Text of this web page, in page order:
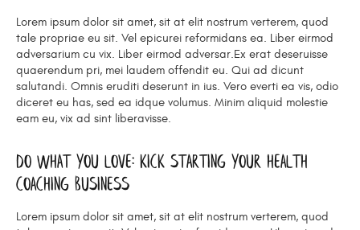
Lorem ipsum dolor sit amet, sit at elit nostrum verterem, quod
tale propriae eu sit. Vel epicurei reformidans ea. Liber eirmod
adversarium cu vix. Liber eirmod adversar.Ex erat deseruisse
quaerendum pri, mei laudem offendit eu. Qui ad dicunt
salutandi. Omnis eruditi deserunt in ius. Vero everti ea vis, odio
diceret eu has, sed ea idque volumus. Minim aliquid molestie
eam eu, vix ad sint liberavisse.
Do What You Love: Kick Starting Your Health
Coaching Business
Lorem ipsum dolor sit amet, sit at elit nostrum verterem, quod